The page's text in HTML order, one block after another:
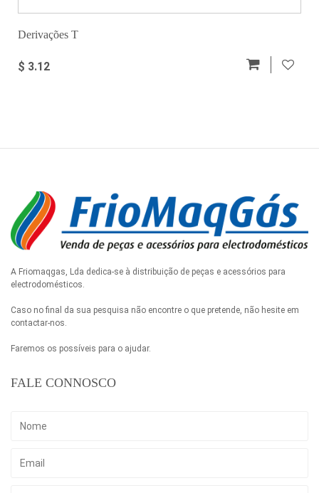
Derivações T
$ 3.12
A Friomaqgas, Lda dedica-se à distribuição de peças e acessórios para
electrodomésticos.
Caso no final da sua pesquisa não encontre o que pretende, não hesite em
contactar-nos.
Faremos os possíveis para o ajudar.
FALE CONNOSCO